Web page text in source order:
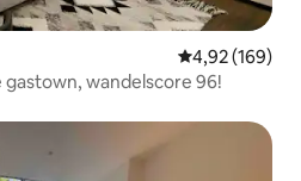
Gemiddelde
4,92 (169)
wandelscore 96!